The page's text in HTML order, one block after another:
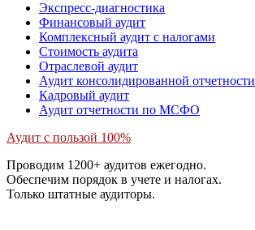
Экспресс-диагностика
Финансовый аудит
Комплексный аудит с налогами
Стоимость аудита
Отраслевой аудит
Аудит консолидированной отчетности
Кадровый аудит
Аудит отчетности по МСФО
Аудит с пользой 100%
Проводим 1200+ аудитов ежегодно.
Обеспечим порядок в учете и налогах.
Только штатные аудиторы.